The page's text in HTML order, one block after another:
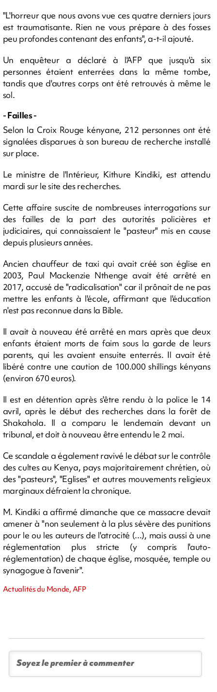
"L'horreur que nous avons vue ces quatre derniers jours
est traumatisante. Rien ne vous prépare à des fosses
peu profondes contenant des enfants", a-t-il ajouté.
Un enquêteur a déclaré à l'AFP que jusqu'à six
personnes étaient enterrées dans la même tombe,
tandis que d'autres corps ont été retrouvés à même le
sol.
- Failles -
Selon la Croix Rouge kényane, 212 personnes ont été
signalées disparues à son bureau de recherche installé
sur place.
Le ministre de l'Intérieur, Kithure Kindiki, est attendu
mardi sur le site des recherches.
Cette affaire suscite de nombreuses interrogations sur
des failles de la part des autorités policières et
judiciaires, qui connaissaient le "pasteur" mis en cause
depuis plusieurs années.
Ancien chauffeur de taxi qui avait créé son église en
2003, Paul Mackenzie Nthenge avait été arrêté en
2017, accusé de "radicalisation" car il prônait de ne pas
mettre les enfants à l'école, affirmant que l'éducation
n'est pas reconnue dans la Bible.
Il avait à nouveau été arrêté en mars après que deux
enfants étaient morts de faim sous la garde de leurs
parents, qui les avaient ensuite enterrés. Il avait été
libéré contre une caution de 100.000 shillings kényans
(environ 670 euros).
Il est en détention après s'être rendu à la police le 14
avril, après le début des recherches dans la forêt de
Shakahola. Il a comparu le lendemain devant un
tribunal, et doit à nouveau être entendu le 2 mai.
Ce scandale a également ravivé le débat sur le contrôle
des cultes au Kenya, pays majoritairement chrétien, où
des "pasteurs", "Eglises" et autres mouvements religieux
marginaux défraient la chronique.
M. Kindiki a affirmé dimanche que ce massacre devait
amener à "non seulement à la plus sévère des punitions
pour le ou les auteurs de l'atrocité (...), mais aussi à une
réglementation plus stricte (y compris l'auto-
réglementation) de chaque église, mosquée, temple ou
synagogue à l'avenir".
Actualités du Monde, AFP